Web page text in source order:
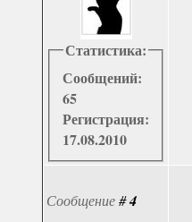
Статистика:
Сообщений:
65
Регистрация:
17.08.2010
Сообщение#4